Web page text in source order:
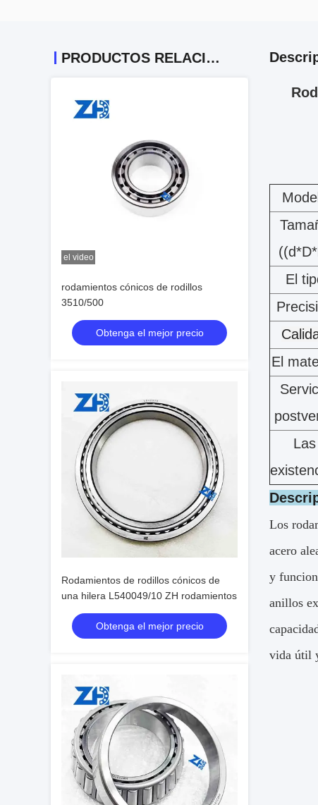
PRODUCTOS RELACIONADOS
el video
rodamientos cónicos de rodillos
3510/500
Obtenga el mejor precio
Rodamientos de rodillos cónicos de
una hilera L540049/10 ZH rodamientos
Obtenga el mejor precio
El
El
Las
Los
acero
y
anillos
vida útil